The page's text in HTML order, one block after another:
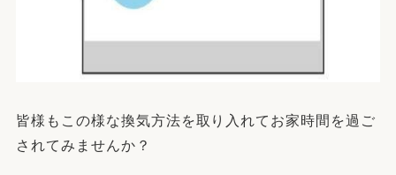
皆様もこの様な換気方法を取り入れてお家時間を過ご
されてみませんか？